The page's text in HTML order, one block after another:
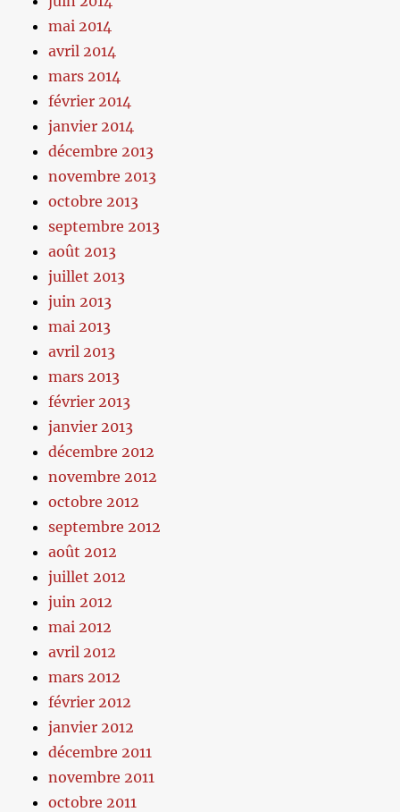
mai 2014
avril 2014
mars 2014
février 2014
janvier 2014
décembre 2013
novembre 2013
octobre 2013
septembre 2013
août 2013
juillet 2013
juin 2013
mai 2013
avril 2013
mars 2013
février 2013
janvier 2013
décembre 2012
novembre 2012
octobre 2012
septembre 2012
août 2012
juillet 2012
juin 2012
mai 2012
avril 2012
mars 2012
février 2012
janvier 2012
décembre 2011
novembre 2011
octobre 2011